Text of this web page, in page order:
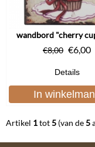
wandbord "cherry
€8,00 €6,00
Details
In
Artikel 1tot5 (van de5